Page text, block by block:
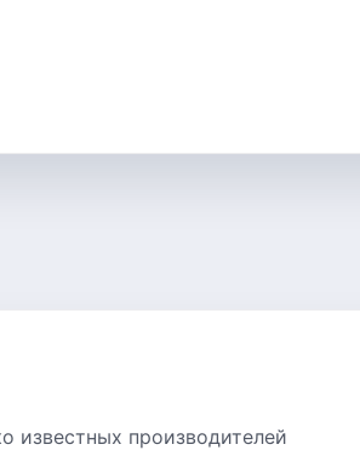
известных производителей